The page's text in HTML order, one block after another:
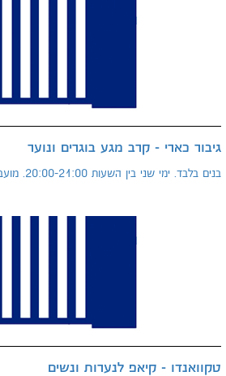
גיבור כארי - קרב מגע בוגרים ונוער
בנים בלבד. ימי שני בין השעות 20:00-21:00. מועבר ע"י מדריכים מ"גיבור ...
טקוואנדו - קיאפ לנערות ונשים